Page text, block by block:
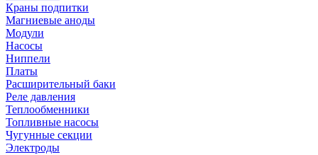
Краны подпитки
Магниевые аноды
Модули
Насосы
Ниппели
Платы
Расширительный баки
Реле давления
Теплообменники
Топливные насосы
Чугунные секции
Электроды